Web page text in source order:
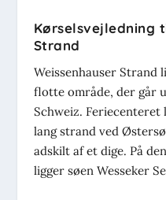
Kørselsvejledning
Strand
Weissenhauser Strand
flotte område, der går
Schweiz.
lang strand ved
adskilt af et dige. På
ligger søen Wesseker